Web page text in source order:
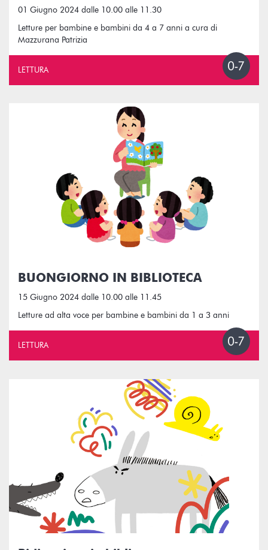
01 Giugno 2024 dalle 10.00 alle 11.30
Letture per bambine e bambini da 4 a 7 anni a cura di
Mazzurana Patrizia
LETTURA
BUONGIORNO IN BIBLIOTECA
15 Giugno 2024 dalle 10.00 alle 11.45
Letture ad alta voce per bambine e bambini da 1 a 3 anni
LETTURA